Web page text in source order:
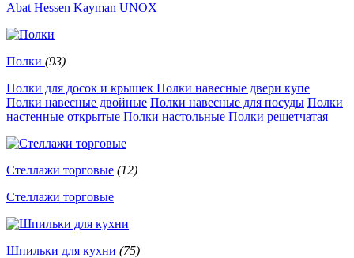
Abat Hessen Kayman UNOX
Полки (93)
Полки для досок и крышек Полки навесные двери купе
Полки навесные двойные Полки навесные для посуды Полки
настенные открытые Полки настольные Полки решетчатая
Стеллажи торговые (12)
Стеллажи торговые
Шпильки для кухни (75)